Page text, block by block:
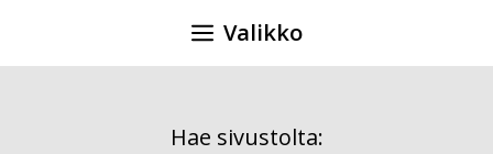
Valikko
Hae sivustolta: